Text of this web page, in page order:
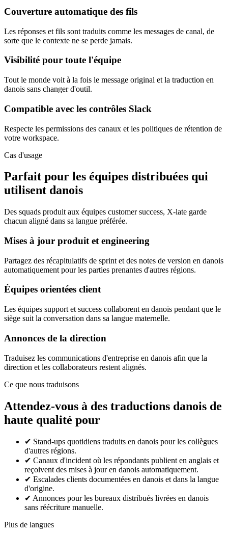
Couverture automatique des fils
Les réponses et fils sont traduits comme les messages de canal, de
sorte que le contexte ne se perde jamais.
Visibilité pour toute l'équipe
Tout le monde voit à la fois le message original et la traduction en
danois sans changer d'outil.
Compatible avec les contrôles Slack
Respecte les permissions des canaux et les politiques de rétention de
votre workspace.
Cas d'usage
Parfait pour les équipes distribuées qui
utilisent danois
Des squads produit aux équipes customer success, X-late garde
chacun aligné dans sa langue préférée.
Mises à jour produit et engineering
Partagez des récapitulatifs de sprint et des notes de version en danois
automatiquement pour les parties prenantes d'autres régions.
Équipes orientées client
Les équipes support et success collaborent en danois pendant que le
siège suit la conversation dans sa langue maternelle.
Annonces de la direction
Traduisez les communications d'entreprise en danois afin que la
direction et les collaborateurs restent alignés.
Ce que nous traduisons
Attendez-vous à des traductions danois de
haute qualité pour
✔ Stand-ups quotidiens traduits en danois pour les collègues
d'autres régions.
✔ Canaux d'incident où les répondants publient en anglais et
reçoivent des mises à jour en danois automatiquement.
✔ Escalades clients documentées en danois et dans la langue
d'origine.
✔ Annonces pour les bureaux distribués livrées en danois
sans réécriture manuelle.
Plus de langues